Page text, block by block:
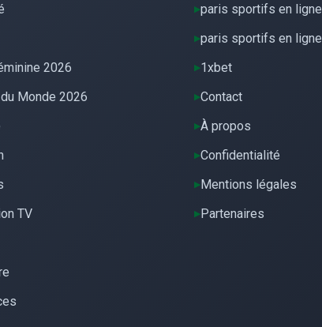
2026
Monde 2026
TV
paris sportifs en ligne
paris sportifs en ligne
1xbet
Contact
À propos
Confidentialité
Mentions légales
Partenaires